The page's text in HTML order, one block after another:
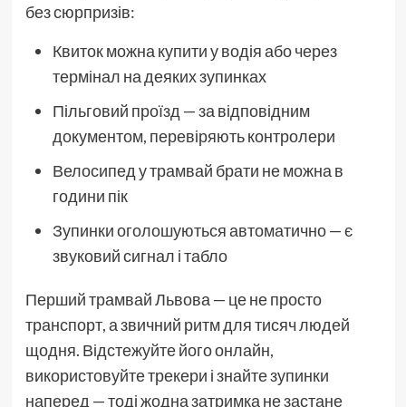
без сюрпризів:
Квиток можна купити у водія або через
термінал на деяких зупинках
Пільговий проїзд — за відповідним
документом, перевіряють контролери
Велосипед у трамвай брати не можна в
години пік
Зупинки оголошуються автоматично — є
звуковий сигнал і табло
Перший трамвай Львова — це не просто
транспорт, а звичний ритм для тисяч людей
щодня. Відстежуйте його онлайн,
використовуйте трекери і знайте зупинки
наперед — тоді жодна затримка не застане